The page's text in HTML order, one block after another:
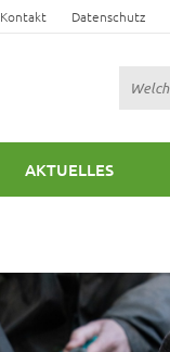
Kontakt Datenschutz
AKTUELLES